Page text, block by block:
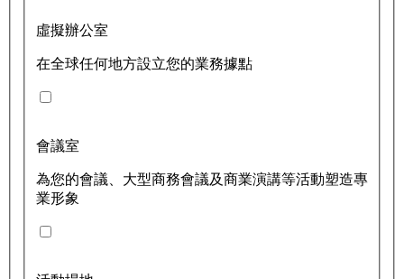
虛擬辦公室
在全球任何地方設立您的業務據點
會議室
為您的會議、大型商務會議及商業演講等活動塑造專
業形象